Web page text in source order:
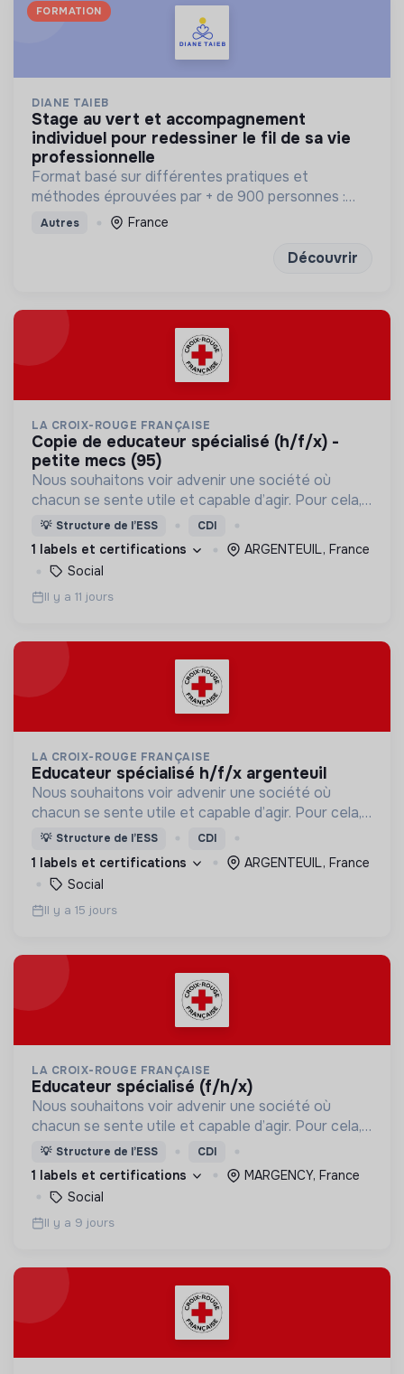
FORMATION
DIANE TAIEB
stage au vert et accompagnement
individuel pour redessiner le fil de sa vie
professionnelle
Format basé sur différentes pratiques et
méthodes éprouvées par + de 900 personnes :
bilan de competences, enneagramme et
Autres France
Découvrir
LA CROIX-ROUGE FRANÇAISE
copie de educateur spécialisé (h/f/x) -
petite mecs (95)
Nous souhaitons voir advenir une société où
chacun se sente utile et capable d’agir. Pour cela,
nous proposons des moyens et des lieux
d’engagement innovants et adaptés à tous.
💡 Structure de l’ESS CDI
1 labels et certifications
ARGENTEUIL, France
Social
Il y a 11 jours
LA CROIX-ROUGE FRANÇAISE
educateur spécialisé h/f/x argenteuil
Nous souhaitons voir advenir une société où
chacun se sente utile et capable d’agir. Pour cela,
nous proposons des moyens et des lieux
d’engagement innovants et adaptés à tous.
💡 Structure de l’ESS CDI
1 labels et certifications
ARGENTEUIL, France
Social
Il y a 15 jours
LA CROIX-ROUGE FRANÇAISE
educateur spécialisé (f/h/x)
Nous souhaitons voir advenir une société où
chacun se sente utile et capable d’agir. Pour cela,
nous proposons des moyens et des lieux
d’engagement innovants et adaptés à tous.
💡 Structure de l’ESS CDI
1 labels et certifications
MARGENCY, France
Social
Il y a 9 jours